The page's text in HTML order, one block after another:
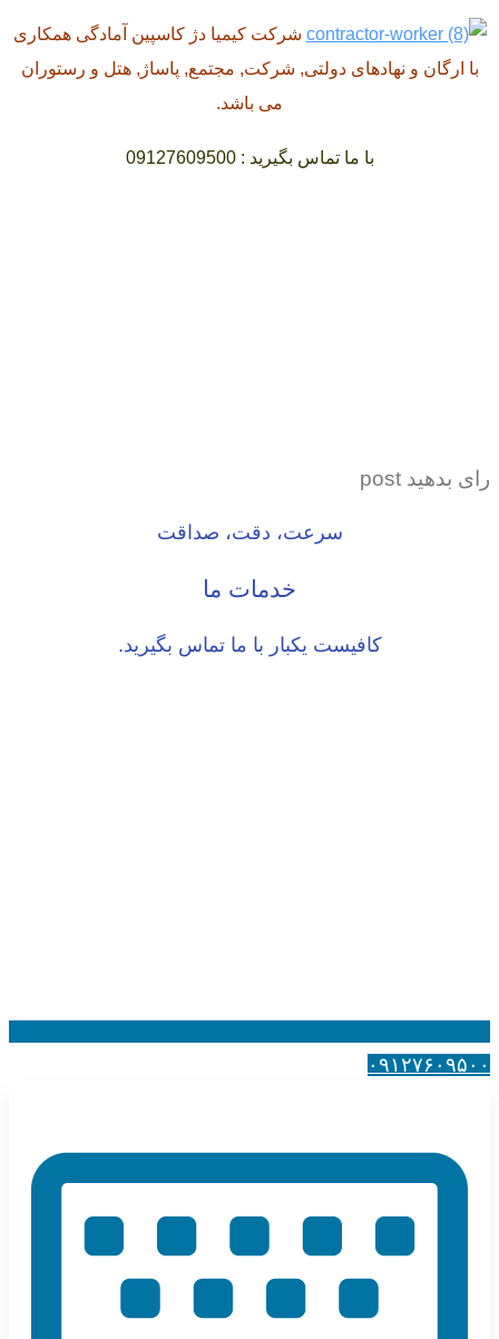
شرکت کیمیا دژ کاسپین آمادگی همکاری
با ارگان و نهادهای دولتی, شرکت, مجتمع, پاساژ, هتل و رستوران
می باشد.
با ما تماس بگیرید : 09127609500
رای بدهید post
سرعت، دقت، صداقت
خدمات ما
کافیست یکبار با ما تماس بگیرید.
۰۹۱۲۷۶۰۹۵۰۰